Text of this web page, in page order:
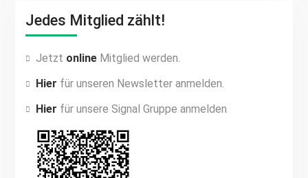
Jedes Mitglied zählt!
Jetzt onlineMitglied werden.
Hier für unseren Newsletter anmelden.
Hier für unsere Signal Gruppe anmelden